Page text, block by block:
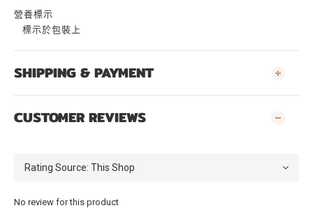
營養標示
標示於包裝上
SHIPPING & PAYMENT
CUSTOMER REVIEWS
No review for this product